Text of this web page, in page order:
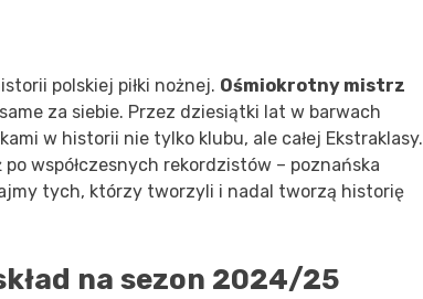
polskiej piłki nożnej. Ośmiokrotny mistrz
za siebie. Przez dziesiątki lat w barwach
w historii nie tylko klubu, ale całej Ekstraklasy.
współczesnych rekordzistów – poznańska
tych, którzy tworzyli i nadal tworzą historię
na sezon 2024/25